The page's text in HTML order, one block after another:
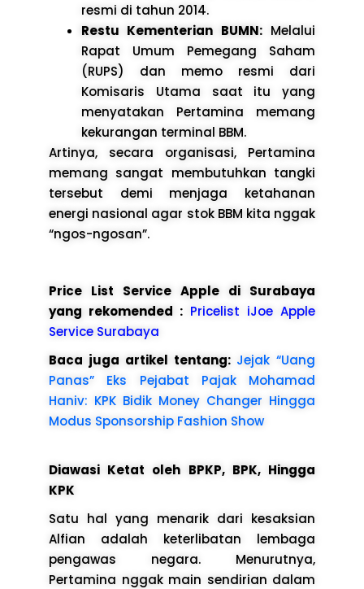
resmi di tahun 2014.
Restu Kementerian BUMN:Melalui
Rapat Umum Pemegang Saham
(RUPS) dan memo resmi dari
Komisaris Utama saat itu yang
menyatakan Pertamina memang
kekurangan terminal BBM.
Artinya, secara organisasi, Pertamina
memang sangat membutuhkan tangki
tersebut demi menjaga ketahanan
energi nasional agar stok BBM kita nggak
“ngos-ngosan”.
Price List Service Apple di Surabaya
yang rekomended : Pricelist iJoe Apple
Service Surabaya
Baca juga artikel tentang: Jejak “Uang
Panas” Eks Pejabat Pajak Mohamad
Haniv: KPK Bidik Money Changer Hingga
Modus Sponsorship Fashion Show
Diawasi Ketat oleh BPKP, BPK, Hingga
KPK
Satu hal yang menarik dari kesaksian
Alfian adalah keterlibatan lembaga
pengawas negara. Menurutnya,
Pertamina nggak main sendirian dalam